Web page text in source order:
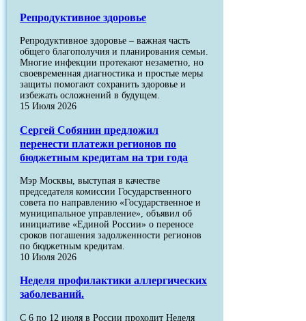
Репродуктивное здоровье
Репродуктивное здоровье – важная часть
общего благополучия и планирования семьи.
Многие инфекции протекают незаметно, но
своевременная диагностика и простые меры
защиты помогают сохранить здоровье и
избежать осложнений в будущем.
15 Июля 2026
Сергей Собянин предложил
перенести платежи регионов по
бюджетным кредитам на три года
Мэр Москвы, выступая в качестве
председателя комиссии Государственного
совета по направлению «Государственное и
муниципальное управление», объявил об
инициативе «Единой России» о переносе
сроков погашения задолженности регионов
по бюджетным кредитам.
10 Июля 2026
Неделя профилактики аллергических
заболеваний.
С 6 по 12 июля в России проходит Неделя